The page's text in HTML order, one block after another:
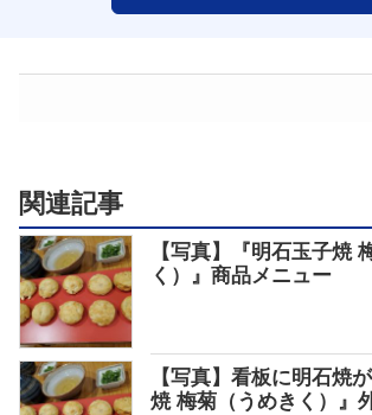
関連記事
【写真】『明石玉子焼
く）』商品メニュー
【写真】看板に明石焼
焼 梅菊（うめきく）』